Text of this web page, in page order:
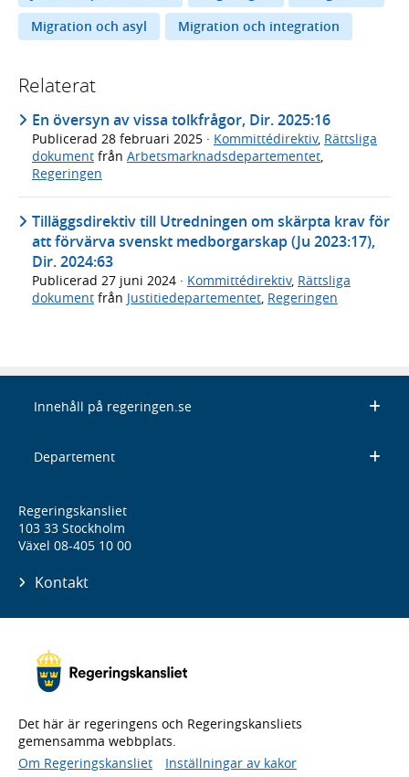
Migration och asyl
Migration och integration
Relaterat
En översyn av vissa tolkfrågor, Dir. 2025:16
Publicerad 28 februari 2025 · Kommittédirektiv, Rättsliga
dokument från Arbetsmarknadsdepartementet,
Regeringen
Tilläggsdirektiv till Utredningen om skärpta krav för
att förvärva svenskt medborgarskap (Ju 2023:17),
Dir. 2024:63
Publicerad 27 juni 2024 · Kommittédirektiv, Rättsliga
dokument från Justitiedepartementet, Regeringen
Innehåll på regeringen.se
Departement
Regeringskansliet
103 33 Stockholm
Växel 08-405 10 00
Kontakt
Det här är regeringens och Regeringskansliets
gemensamma webbplats.
Om Regeringskansliet
Inställningar av kakor